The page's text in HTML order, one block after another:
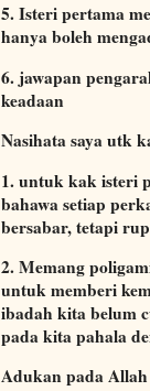
5. Isteri pertama
hanya boleh
6. jawapan
keadaan
Nasihata saya utk
1. untuk kak isteri
bahawa setiap
bersabar, tetapi
2. Memang
untuk memberi
ibadah kita belum
pada kita pahala
Adukan pada